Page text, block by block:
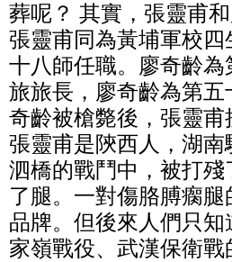
葬呢？ 其實，張靈甫
張靈甫同為黃埔軍校
十八師任職。廖奇齡
旅旅長，廖奇齡為第
奇齡被槍斃後，張靈
張靈甫是陝西人，湖
泗橋的戰鬥中，被打
了腿。一對傷胳膊瘸
品牌。但後來人們只
家嶺戰役、武漢保衛